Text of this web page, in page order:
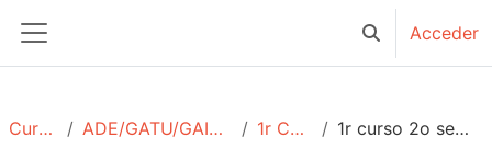
Panel lateral
Selector de
Acceder
Cursos ADE/GATU/GAID/TUR 1r Curso 1r curso 2o semestre